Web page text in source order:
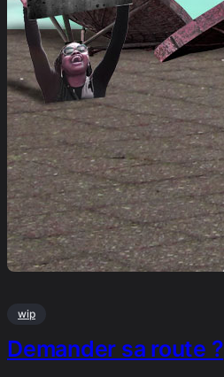
wip
Demander sa route ?